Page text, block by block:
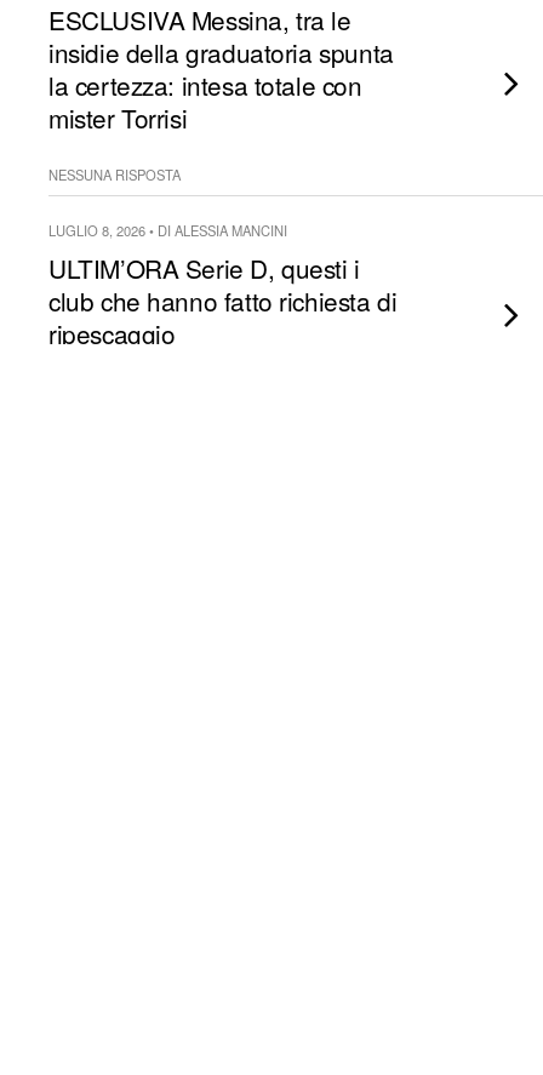
ESCLUSIVA Messina, tra le
insidie della graduatoria spunta
la certezza: intesa totale con
mister Torrisi
NESSUNA RISPOSTA
LUGLIO 8, 2026 • DI ALESSIA MANCINI
ULTIM’ORA Serie D, questi i
club che hanno fatto richiesta di
ripescaggio